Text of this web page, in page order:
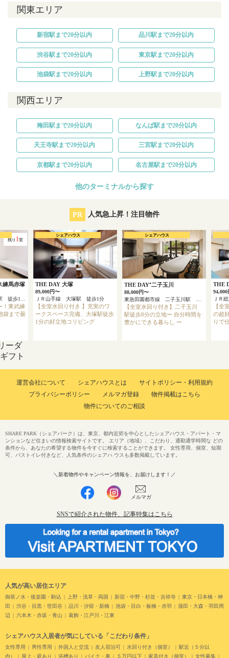
関東エリア
新宿駅まで20分以内 品川駅まで20分以内
渋谷駅まで20分以内 東京駅まで20分以内
池袋駅まで20分以内 上野駅まで20分以内
関西エリア
梅田駅まで20分以内 なんば駅まで20分以内
天王寺駅まで20分以内 三宮駅まで20分以内
京都駅まで20分以内 名古屋駅まで20分以内
他のターミナルから探す
PR 人気急上昇！注目物件
残り 1室
練馬赤塚
東武東上線 東武練馬駅 徒歩12分
！東武練
袋まで最
ーダ
フト
THE DAY 大塚
89,000円〜
ＪＲ山手線 大塚駅 徒歩1分
【全室水回り付き 】充実のワ
ークスペース完備、大塚駅徒歩
1分の好立地コリビング
シェアハウス
THE DAY⁺二子玉川
88,000円〜
東急田園都市線 二子玉川駅 徒歩8分
【全室水回り付き】二子玉川
駅徒歩8分の立地ー 自分時間を
豊かにできる暮らし ー
シェアハウス
THE
94,000
ＪＲ
【全
の超
りで
運営会社について シェアハウスとは
サイトポリシー・利用規約
プライバシーポリシー
メルマガ登録
物件掲載はこちら
物件についてのご相談
人気が高い居住エリア
御茶ノ水・後楽園・駒込 上野・浅草・両国 新宿・中野・杉並・吉祥寺
東京・日本橋・神
田
渋谷・目黒・世田谷 品川・汐留・新橋 池袋・目白・板橋・赤羽
蒲田・大森・羽田周
辺
六本木・赤坂・青山 葛飾・江戸川・江東
シェアハウス入居者が気にしている「こだわり条件」
女性専用 男性専用 外国人と交流 友人宿泊可 水回り付き（個室）
駅近（５分以
内）
屋上・庭あり 浴槽あり バイク・車 ５万円以下 家具付き（個室） 女性募集
SHARE PARK（シェアパーク）は、東京、都内近郊を中心としたシェアハウス・アパート・マ
ンションなど住まいの情報検索サイトです。 エリア（地域）、こだわり、通勤通学時間な どの
条件から、あなたの希望する物件を今すぐに検索することができます。 女性専用、個室、短期
可、バストイレ付きなど、人気条件のシェアハ ウスも多数掲載しています。
＼新着物件やキャンペーン情報を、お届けします！／
メルマガ
SNSで紹介された物件、記事特集はこちら